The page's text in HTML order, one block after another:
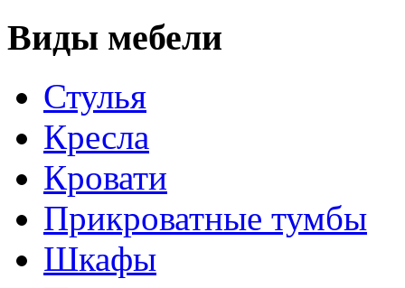
Виды мебели
Стулья
Кресла
Кровати
Прикроватные тумбы
Шкафы